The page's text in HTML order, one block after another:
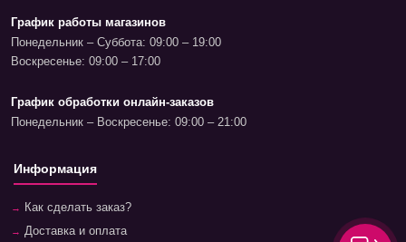
График работы магазинов
Понедельник – Суббота: 09:00 – 19:00
Воскресенье: 09:00 – 17:00
График обработки онлайн-заказов
Понедельник – Воскресенье: 09:00 – 21:00
Информация
Как сделать заказ?
Доставка и оплата